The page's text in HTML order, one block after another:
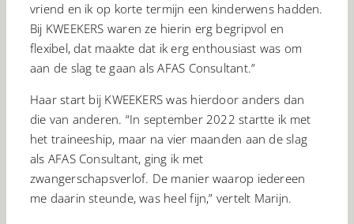
vriend en ik op korte termijn een kinderwens hadden.
Bij KWEEKERS waren ze hierin erg begripvol en
flexibel, dat maakte dat ik erg enthousiast was om
aan de slag te gaan als AFAS Consultant.”
Haar start bij KWEEKERS was hierdoor anders dan
die van anderen. “In september 2022 startte ik met
het traineeship, maar na vier maanden aan de slag
als AFAS Consultant, ging ik met
zwangerschapsverlof. De manier waarop iedereen
me daarin steunde, was heel fijn,” vertelt Marijn.